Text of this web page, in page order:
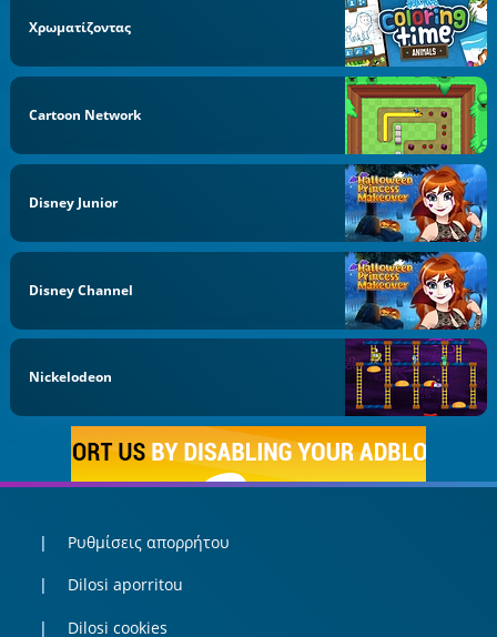
Χρωματίζοντας
Cartoon Network
Disney Junior
Disney Channel
Nickelodeon
Ρυθμίσεις απορρήτου
Dilosi aporritou
Dilosi cookies